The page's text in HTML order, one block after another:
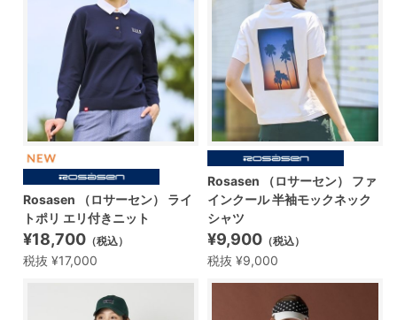
Rosasen （ロサーセン） ライ
トポリ エリ付きニット
¥18,700 （税込）
税抜 ¥17,000
Rosasen （ロサーセン） ファ
インクール 半袖モックネック
シャツ
¥9,900 （税込）
税抜 ¥9,000